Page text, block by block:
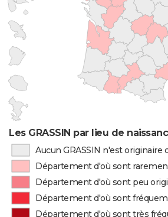
Les GRASSIN par lieu de
Aucun GRASSIN n'est
Département d'où sont
Département d'où sont peu
Département d'où sont
Département d'où sont très